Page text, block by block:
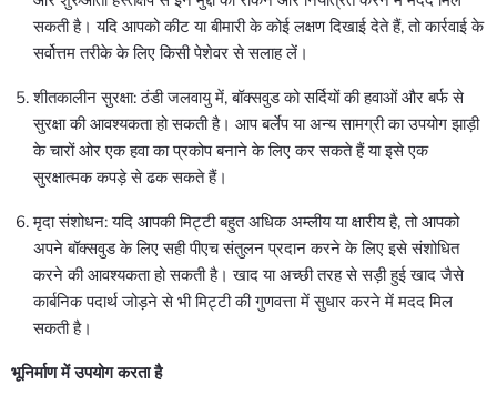
सकती है। यदि आपको कीट या बीमारी के कोई लक्षण दिखाई देते हैं, तो कार्रवाई के
सर्वोत्तम तरीके के लिए किसी पेशेवर से सलाह लें।
शीतकालीन सुरक्षा: ठंडी जलवायु में, बॉक्सवुड को सर्दियों की हवाओं और बर्फ से
सुरक्षा की आवश्यकता हो सकती है। आप बर्लेप या अन्य सामग्री का उपयोग झाड़ी
के चारों ओर एक हवा का प्रकोप बनाने के लिए कर सकते हैं या इसे एक
सुरक्षात्मक कपड़े से ढक सकते हैं।
मृदा संशोधन: यदि आपकी मिट्टी बहुत अधिक अम्लीय या क्षारीय है, तो आपको
अपने बॉक्सवुड के लिए सही पीएच संतुलन प्रदान करने के लिए इसे संशोधित
करने की आवश्यकता हो सकती है। खाद या अच्छी तरह से सड़ी हुई खाद जैसे
कार्बनिक पदार्थ जोड़ने से भी मिट्टी की गुणवत्ता में सुधार करने में मदद मिल
सकती है।
भूनिर्माण में उपयोग करता है